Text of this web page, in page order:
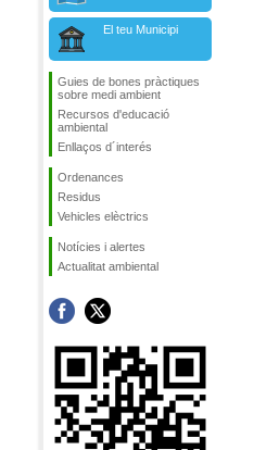
El teu Municipi
Guies de bones pràctiques
sobre medi ambient
Recursos d'educació
ambiental
Enllaços d´interés
Ordenances
Residus
Vehicles elèctrics
Notícies i alertes
Actualitat ambiental